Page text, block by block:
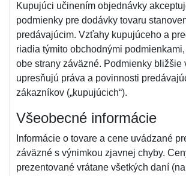
Kupujúci učinením objednávky
podmienky pre dodávky tovaru
predávajúcim. Vzťahy kupujúceho a
riadia týmito obchodnými
obe strany záväzné. Podmienky bližšie
upresňujú práva a povinnosti
zákazníkov („kupujúcich“).
Všeobecné informácie
Informácie o tovare a cene uvádzané
záväzné s výnimkou zjavnej chyby.
prezentované vrátane všetkých daní